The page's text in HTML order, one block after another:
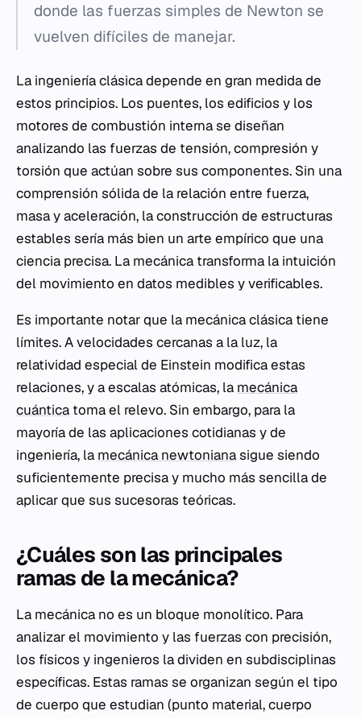
donde las fuerzas simples de Newton se
vuelven difíciles de manejar.
La ingeniería clásica depende en gran medida de
estos principios. Los puentes, los edificios y los
motores de combustión interna se diseñan
analizando las fuerzas de tensión, compresión y
torsión que actúan sobre sus componentes. Sin una
comprensión sólida de la relación entre fuerza,
masa y aceleración, la construcción de estructuras
estables sería más bien un arte empírico que una
ciencia precisa. La mecánica transforma la intuición
del movimiento en datos medibles y verificables.
Es importante notar que la mecánica clásica tiene
límites. A velocidades cercanas a la luz, la
relatividad especial de Einstein modifica estas
relaciones, y a escalas atómicas, la mecánica
cuántica toma el relevo. Sin embargo, para la
mayoría de las aplicaciones cotidianas y de
ingeniería, la mecánica newtonianasigue siendo
suficientemente precisa y mucho más sencilla de
aplicar que sus sucesoras teóricas.
¿Cuáles son las principales
ramas de la mecánica?
La mecánica no es un bloque monolítico. Para
analizar el movimiento y las fuerzas con precisión,
los físicos y ingenieros la dividen en subdisciplinas
específicas. Estas ramas se organizan según el tipo
de cuerpo que estudian (punto material, cuerpo